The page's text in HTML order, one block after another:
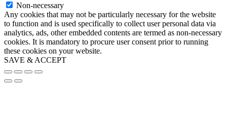
Non-necessary
Any cookies that may not be particularly necessary for the website
to function and is used specifically to collect user personal data via
analytics, ads, other embedded contents are termed as non-necessary
cookies. It is mandatory to procure user consent prior to running
these cookies on your website.
SAVE & ACCEPT